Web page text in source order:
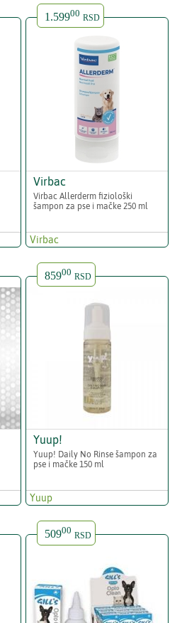
1.59900 RSD
Virbac
Virbac Allerderm fiziološki
šampon za pse i mačke 250 ml
Virbac
85900 RSD
Yuup!
Yuup! Daily No Rinse šampon za
pse i mačke 150 ml
Yuup
50900 RSD